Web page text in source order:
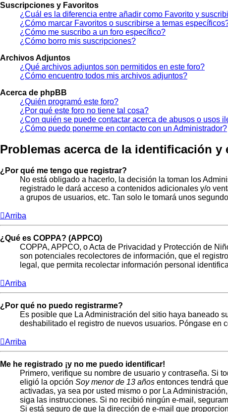
Suscripciones y Favoritos
¿Cuál es la diferencia entre añadir como Favorito y
¿Cómo marcar Favoritos o suscribirse a temas
¿Cómo me suscribo a un foro específico?
¿Cómo borro mis suscripciones?
Archivos Adjuntos
¿Qué archivos adjuntos son permitidos en este foro?
¿Cómo encuentro todos mis archivos adjuntos?
Acerca de phpBB
¿Quién programó este foro?
¿Por qué este foro no tiene tal cosa?
¿Con quién se puede contactar acerca de abusos o usos
¿Cómo puedo ponerme en contacto con un Administrador?
Problemas acerca de la identificación y
¿Por qué me tengo que registrar?
No está obligado a hacerlo, la decisión la toman los
registrado le dará acceso a contenidos adicionales y/o
a grupos de usuarios, etc. Tan solo le tomará unos
Arriba
¿Qué es COPPA? (APPCO)
COPPA, APPCO, o Acta de Privacidad y Protección de
son potenciales recolectores de información, que el
legal, que permita recolectar información personal
Arriba
¿Por qué no puedo registrarme?
Es posible que La Administración del sitio haya baneado
deshabilitado el registro de nuevos usuarios. Póngase en
Arriba
Me he registrado ¡y no me puedo identificar!
Primero, verifique su nombre de usuario y contraseña. Si
eligió la opción Soy menor de 13 años entonces tendrá
activadas, ya sea por usted mismo o por La
siga las instrucciones. Si no recibió ningún e-mail,
Si está seguro de que la dirección de e-mail que